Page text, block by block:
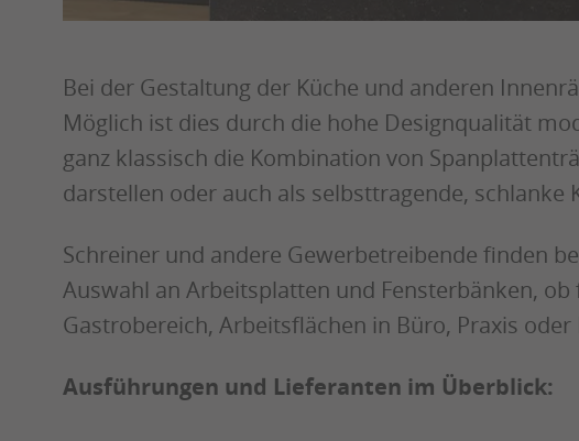
Bei der Gestaltung der Küche und anderen
Möglich ist dies durch die hohe Designqualität
ganz klassisch die Kombination von
darstellen oder auch als selbsttragende,
Schreiner und andere Gewerbetreibende finden
Auswahl an Arbeitsplatten und Fensterbänken, ob
Gastrobereich, Arbeitsflächen in Büro, Praxis oder
Ausführungen und Lieferanten im Überblick: